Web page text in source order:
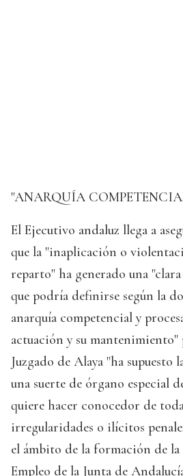
"ANARQUÍA
El Ejecutivo andaluz llega a
que la "inaplicación o
reparto" ha generado una
que podría definirse según la
anarquía competencial y
actuación y su
Juzgado de Alaya "ha
una suerte de órgano especial
quiere hacer conocedor de
irregularidades o ilícitos
el ámbito de la formación de
Empleo de la Junta de